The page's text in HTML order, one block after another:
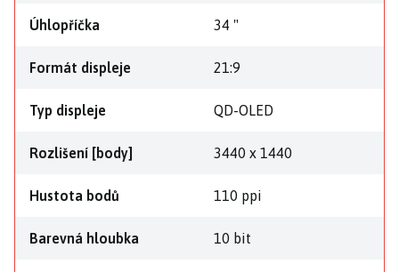
Úhlopříčka 34 "
Formát displeje 21:9
Typ displeje QD-OLED
Rozlišení [body] 3440 x 1440
Hustota bodů 110 ppi
Barevná hloubka 10 bit